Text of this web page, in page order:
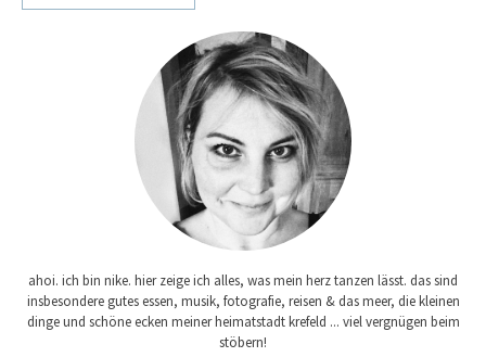
ahoi. ich bin nike. hier zeige ich alles, was mein herz tanzen lässt. das sind
insbesondere gutes essen, musik, fotografie, reisen & das meer, die kleinen
dinge und schöne ecken meiner heimatstadt krefeld ... viel vergnügen beim
stöbern!